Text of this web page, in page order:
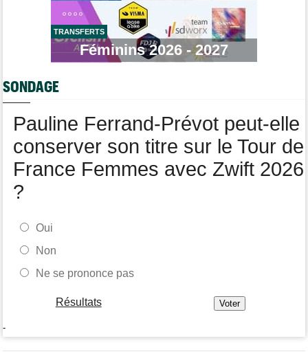
Tour de Pologne
Joao Almeida a dû abandonner après une chute
Tour de Pologne
Louis Barré remporte la 6e étape et prend la 2e place du
général
Tour de Burgos
TRANSFERTS
Féminins 2026 - 2027
SONDAGE
Pauline Ferrand-Prévot peut-elle
conserver son titre sur le Tour de
France Femmes avec Zwift 2026
?
Oui
Non
Ne se prononce pas
Résultats
-